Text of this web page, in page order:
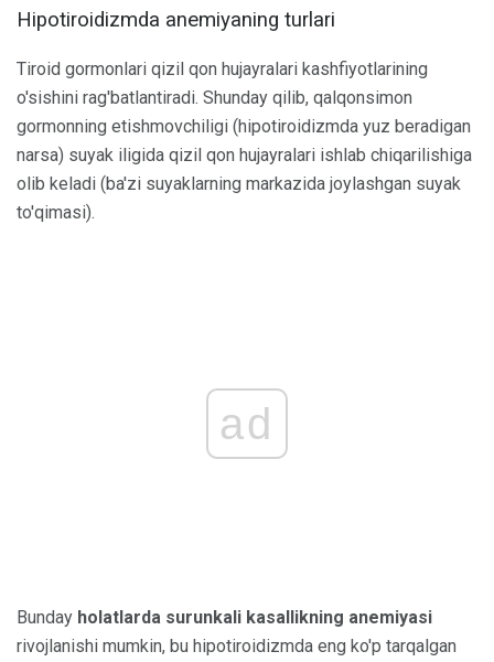
Hipotiroidizmda anemiyaning turlari
Tiroid gormonlari qizil qon hujayralari kashfiyotlarining
o'sishini rag'batlantiradi. Shunday qilib, qalqonsimon
gormonning etishmovchiligi (hipotiroidizmda yuz beradigan
narsa) suyak iligida qizil qon hujayralari ishlab chiqarilishiga
olib keladi (ba'zi suyaklarning markazida joylashgan suyak
to'qimasi).
ad
Bunday holatlarda surunkali kasallikning anemiyasi
rivojlanishi mumkin, bu hipotiroidizmda eng ko'p tarqalgan